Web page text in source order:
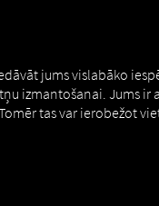
jums vislabāko
izmantošanai. Jums
tas var ierobežot